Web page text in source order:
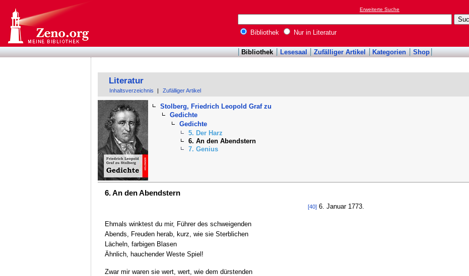
Erweiterte Suche
Bibliothek Nur in Literatur
Bibliothek Lesesaal Zufälliger Artikel Kategorien Shop
Literatur
Inhaltsverzeichnis Zufälliger Artikel
Stolberg, Friedrich Leopold Graf zu
Gedichte
Gedichte
5. Der Harz
6. An den Abendstern
7. Genius
6. An den Abendstern
[40] 6. Januar 1773.
Ehmals winktest du mir, Führer des schweigenden
Abends, Freuden herab, kurz, wie sie Sterblichen
Lächeln, farbigen Blasen
Ähnlich, hauchender Weste Spiel!
Zwar mir waren sie wert, wert, wie dem dürstenden